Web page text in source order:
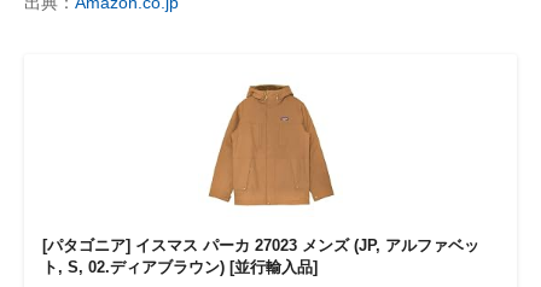
[パタゴニア] イスマス パーカ 27023 メンズ (JP, アルファベッ
ト, S, 02.ディアブラウン) [並行輸入品]